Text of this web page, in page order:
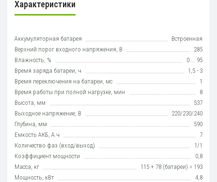
Характеристики
Аккумуляторная батарея
Встроенная
Верхний порог входного напряжения, В
285
Влажность, %
0 ... 95
Время заряда батареи, ч
1,5 - 3
Время переключения на батареи, мс
1
Время работы при полной нагрузке, мин
8
Высота, мм
537
Выходное напряжение, В
220/230/240
Глубина, мм
590
Емкость АКБ, А.ч
7
Количество фаз (вход/выход)
1/1
Коэффициент мощности
0,8
Масса, кг
115 + 78 (батареи) = 193
Мощность, кВт
4,8